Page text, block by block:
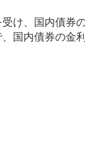
け、国内債券
国内債券の金